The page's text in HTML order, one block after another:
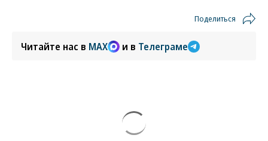
Поделиться
Читайте нас в MAX и в Телеграме